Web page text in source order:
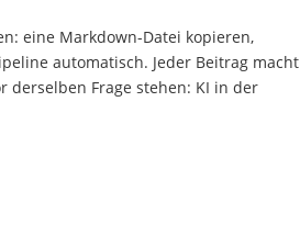
eine Markdown-Datei kopieren,
automatisch. Jeder Beitrag macht
derselben Frage stehen: KI in der